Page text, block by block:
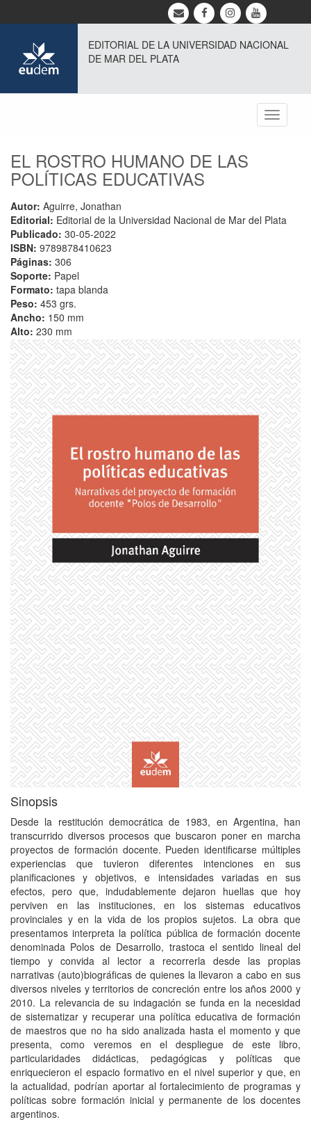
EDITORIAL DE LA UNIVERSIDAD NACIONAL
DE MAR DEL PLATA
Toggle
EL ROSTRO HUMANO DE LAS
POLÍTICAS EDUCATIVAS
Autor: Aguirre, Jonathan
Editorial: Editorial de la Universidad Nacional de Mar del Plata
Publicado: 30-05-2022
ISBN: 9789878410623
Páginas: 306
Soporte: Papel
Formato: tapa blanda
Peso: 453 grs.
Ancho: 150 mm
Alto: 230 mm
Sinopsis
Desde la restitución democrática de 1983, en Argentina, han
transcurrido diversos procesos que buscaron poner en marcha
proyectos de formación docente. Pueden identificarse múltiples
experiencias que tuvieron diferentes intenciones en sus
planificaciones y objetivos, e intensidades variadas en sus
efectos, pero que, indudablemente dejaron huellas que hoy
perviven en las instituciones, en los sistemas educativos
provinciales y en la vida de los propios sujetos. La obra que
presentamos interpreta la política pública de formación docente
denominada Polos de Desarrollo, trastoca el sentido lineal del
tiempo y convida al lector a recorrerla desde las propias
narrativas (auto)biográficas de quienes la llevaron a cabo en sus
diversos niveles y territorios de concreción entre los años 2000 y
2010. La relevancia de su indagación se funda en la necesidad
de sistematizar y recuperar una política educativa de formación
de maestros que no ha sido analizada hasta el momento y que
presenta, como veremos en el despliegue de este libro,
particularidades didácticas, pedagógicas y políticas que
enriquecieron el espacio formativo en el nivel superior y que, en
la actualidad, podrían aportar al fortalecimiento de programas y
políticas sobre formación inicial y permanente de los docentes
argentinos.